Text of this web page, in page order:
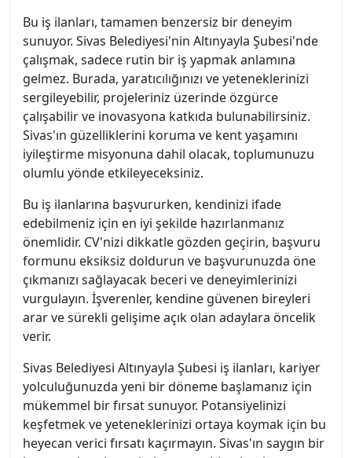
Bu iş ilanları, tamamen benzersiz bir deneyim
sunuyor. Sivas Belediyesi'nin Altınyayla Şubesi'nde
çalışmak, sadece rutin bir iş yapmak anlamına
gelmez. Burada, yaratıcılığınızı ve yeteneklerinizi
sergileyebilir, projeleriniz üzerinde özgürce
çalışabilir ve inovasyona katkıda bulunabilirsiniz.
Sivas'ın güzelliklerini koruma ve kent yaşamını
iyileştirme misyonuna dahil olacak, toplumunuzu
olumlu yönde etkileyeceksiniz.
Bu iş ilanlarına başvururken, kendinizi ifade
edebilmeniz için en iyi şekilde hazırlanmanız
önemlidir. CV'nizi dikkatle gözden geçirin, başvuru
formunu eksiksiz doldurun ve başvurunuzda öne
çıkmanızı sağlayacak beceri ve deneyimlerinizi
vurgulayın. İşverenler, kendine güvenen bireyleri
arar ve sürekli gelişime açık olan adaylara öncelik
verir.
Sivas Belediyesi Altınyayla Şubesi iş ilanları, kariyer
yolculuğunuzda yeni bir döneme başlamanız için
mükemmel bir fırsat sunuyor. Potansiyelinizi
keşfetmek ve yeteneklerinizi ortaya koymak için bu
heyecan verici fırsatı kaçırmayın. Sivas'ın saygın bir